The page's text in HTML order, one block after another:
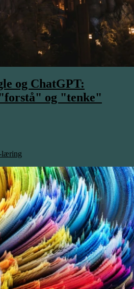
og ChatGPT:
og "tenke"
læring